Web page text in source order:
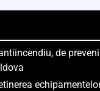
de